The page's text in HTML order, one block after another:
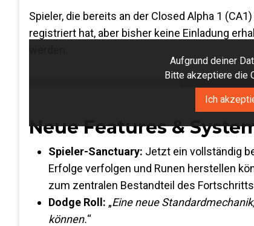
Spieler, die bereits an der Closed Alpha 1
registriert hat, aber bisher keine Einladung
Aufgrund deiner
Bitte akzeptiere die
Ich
Neue Features &
Spieler-Sanctuary: Jetzt ein vollständig
Erfolge verfolgen und Runen herstellen
zum zentralen Bestandteil des
Dodge Roll: „Eine neue
können.“